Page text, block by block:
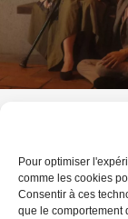
Pour optimiser
comme les cookies
Consentir à ces
que le comportement